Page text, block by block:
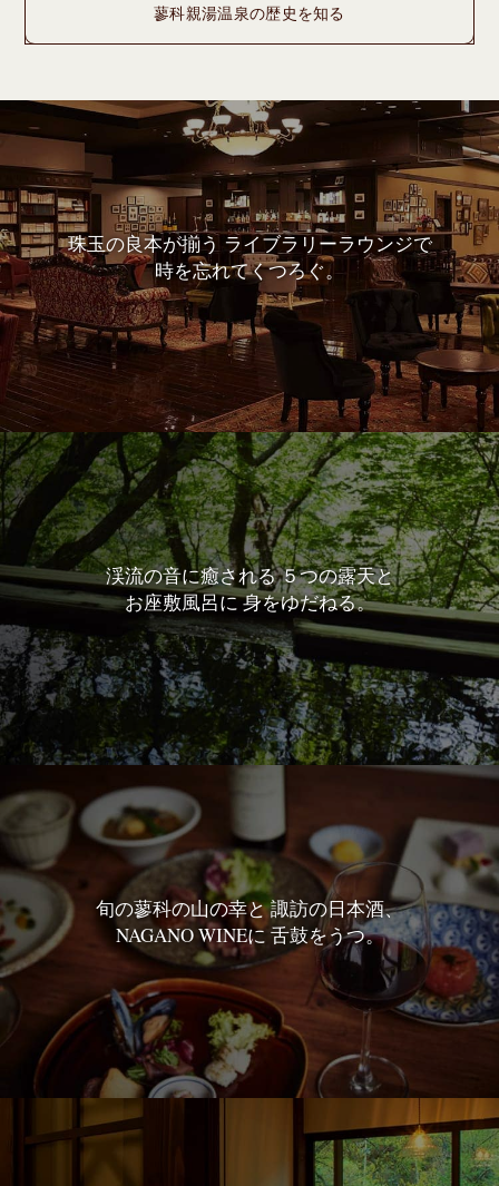
蓼科親湯温泉の歴史を知る
珠玉の良本が揃う ライブラリーラウンジで
時を忘れてくつろぐ。
渓流の音に癒される５つの露天と
お座敷風呂に身をゆだねる。
旬の蓼科の山の幸と諏訪の日本酒、
NAGANO WINEに舌鼓をうつ。